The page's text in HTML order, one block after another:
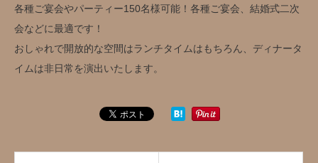
各種ご宴会やパーティー150名様可能！各種ご宴会、結婚式二次
会などに最適です！
おしゃれで開放的な空間はランチタイムはもちろん、ディナータ
イムは非日常を演出いたします。